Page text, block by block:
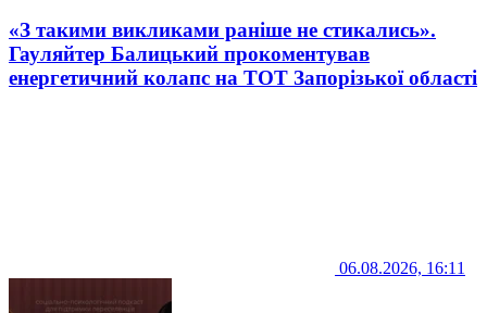
«З такими викликами раніше не стикались».
Гауляйтер Балицький прокоментував
енергетичний колапс на ТОТ Запорізької області
06.08.2026, 16:11